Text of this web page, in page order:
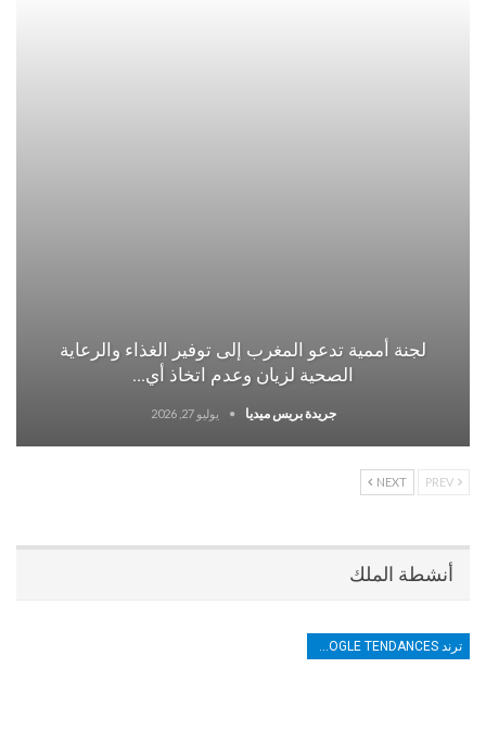
لجنة أممية تدعو المغرب إلى توفير الغذاء والرعاية
الصحية لزيان وعدم اتخاذ أي…
جريدة بريس ميديا يوليو 27, 2026
NEXT
أنشطة الملك